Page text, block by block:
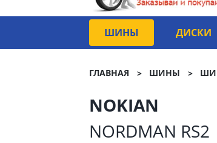
ШИНЫ ДИСКИ
ГЛАВНАЯ ШИНЫ
NOKIAN
NORDMAN RS2